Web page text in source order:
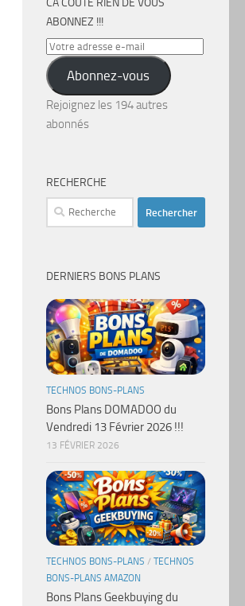
CA COÛTE RIEN DE VOUS
ABONNEZ !!!
Votre
adresse
e-
mail
Abonnez-vous
Rejoignez les 194 autres
abonnés
RECHERCHE
Rechercher :
DERNIERS BONS PLANS
TECHNOS BONS-PLANS
Bons Plans DOMADOO du
Vendredi 13 Février 2026 !!!
13 FÉVRIER 2026
TECHNOS BONS-PLANS / TECHNOS
BONS-PLANS AMAZON
Bons Plans Geekbuying du